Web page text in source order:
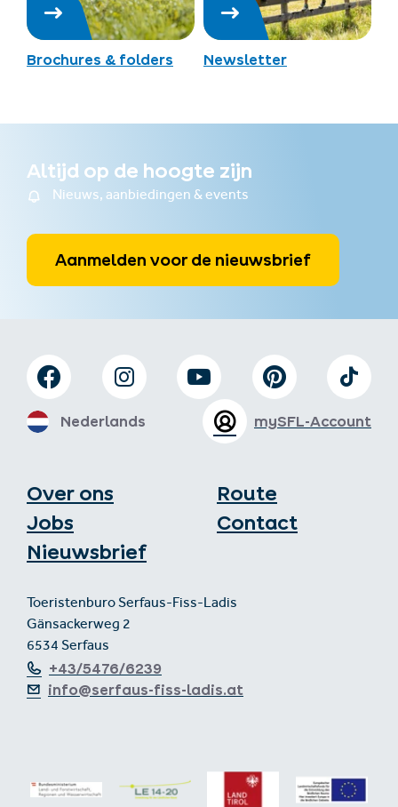
Brochures & folders Newsletter
Altijd op de hoogte zijn
Nieuws, aanbiedingen & events
Aanmelden voor de nieuwsbrief
Over ons
Jobs
Nieuwsbrief
Route
Contact
Toeristenburo Serfaus-Fiss-Ladis
Gänsackerweg 2
6534 Serfaus
+43/5476/6239
info@serfaus-fiss-ladis.at
mySFL-Account
Nederlands